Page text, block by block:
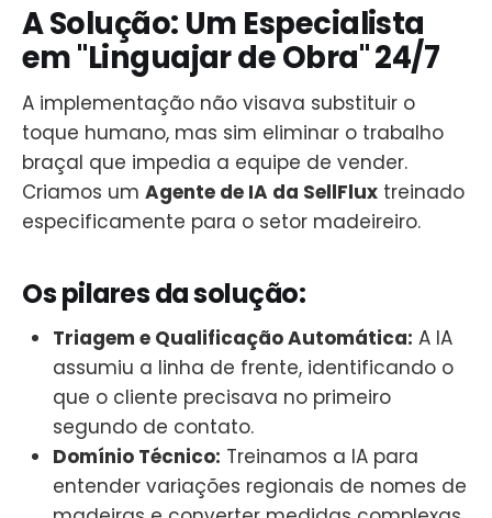
A Solução: Um Especialista
em "Linguajar de Obra" 24/7
A implementação não visava substituir o
toque humano, mas sim eliminar o trabalho
braçal que impedia a equipe de vender.
Criamos um Agente de IA da SellFlux treinado
especificamente para o setor madeireiro.
Os pilares da solução:
Triagem e Qualificação Automática: A IA
assumiu a linha de frente, identificando o
que o cliente precisava no primeiro
segundo de contato.
Domínio Técnico: Treinamos a IA para
entender variações regionais de nomes de